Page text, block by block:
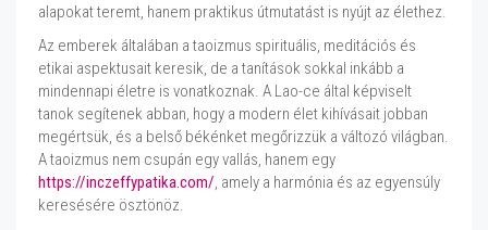
alapokat teremt, hanem praktikus útmutatást is nyújt az élethez.
Az emberek általában a taoizmus spirituális, meditációs és
etikai aspektusait keresik, de a tanítások sokkal inkább a
mindennapi életre is vonatkoznak. A Lao-ce által képviselt
tanok segítenek abban, hogy a modern élet kihívásait jobban
megértsük, és a belső békénket megőrizzük a változó világban.
A taoizmus nem csupán egy vallás, hanem egy
https://inczeffypatika.com/, amely a harmónia és az egyensúly
keresésére ösztönöz.